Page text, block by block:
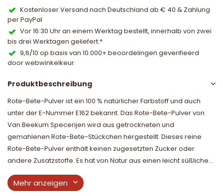
Kostenloser Versand nach Deutschland ab € 40 & Zahlung
per PayPal
Vor 16:30 Uhr an einem Werktag bestellt, innerhalb von zwei
bis drei Werktagen geliefert.*
9,6/10 op basis van 10.000+ beoordelingen geverifieerd
door webwinkelkeur.
Produktbeschreibung
Rote-Bete-Pulver ist ein 100 % natürlicher Farbstoff und auch
unter der E-Nummer E162 bekannt. Das Rote-Bete-Pulver von
Van Beekum Specerijen wird aus getrockneten und
gemahlenen Rote-Bete-Stückchen hergestellt. Dieses reine
Rote-Bete-Pulver enthält keinen zugesetzten Zucker oder
andere Zusatzstoffe. Es hat von Natur aus einen leicht süßliche...
Mehr anzeigen